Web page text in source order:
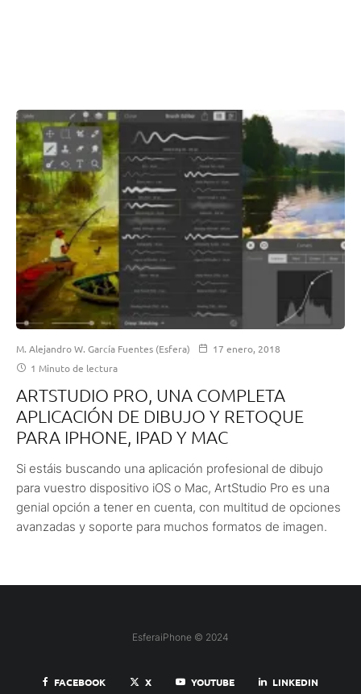
M. Alejandro W. García Fuentes (Esfera)
17 enero, 2018
1 Minuto de lectura
ARTSTUDIO PRO, UNA COMPLETA
APLICACIÓN DE DIBUJO Y RETOQUE
PARA IPHONE, IPAD Y MAC
Si estáis buscando una aplicación profesional de dibujo
para vuestro dispositivo iOS o Mac, ArtStudio Pro es una
genial opción a tener en cuenta, con multitud de opciones
avanzadas y soporte para muchos formatos de imagen.
EsferaiPhone © 2024
FACEBOOK X YOUTUBE LINKEDIN